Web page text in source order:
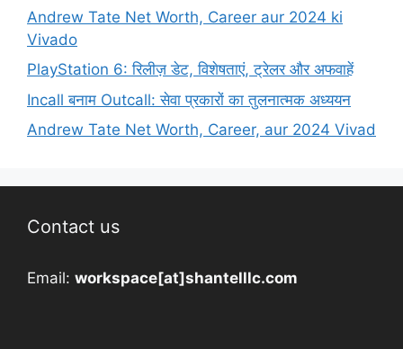
Andrew Tate Net Worth, Career aur 2024 ki
Vivado
PlayStation 6: रिलीज़ डेट, विशेषताएं, ट्रेलर और अफवाहें
Incall बनाम Outcall: सेवा प्रकारों का तुलनात्मक अध्ययन
Andrew Tate Net Worth, Career, aur 2024 Vivad
Contact us
Email: workspace[at]shantelllc.com